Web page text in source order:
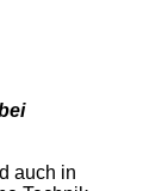
auch in